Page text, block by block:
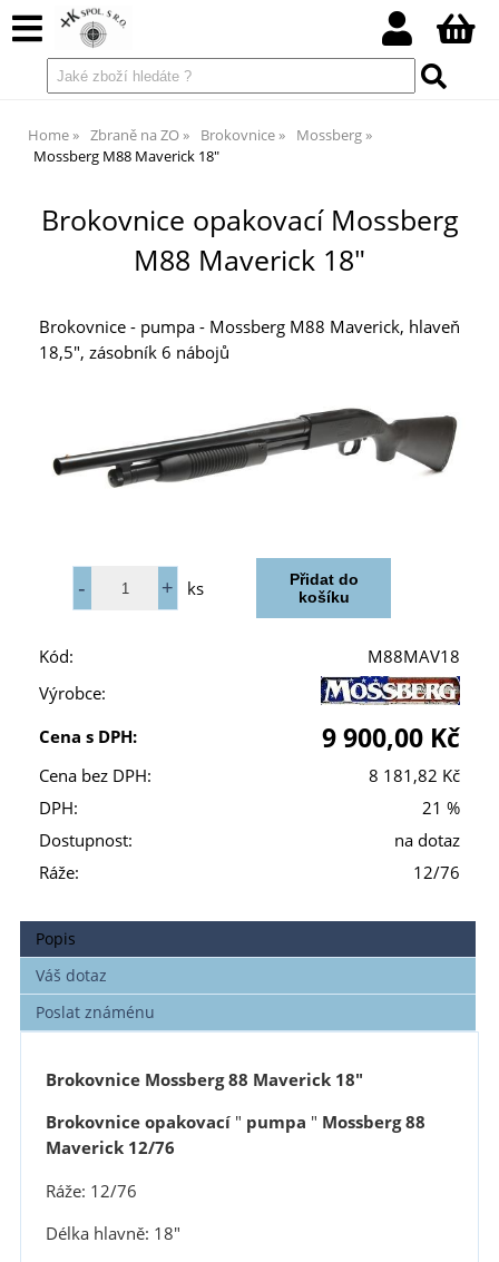
Home Zbraně na ZO Brokovnice
Mossberg
Mossberg M88 Maverick 18"
Brokovnice opakovací Mossberg
M88 Maverick 18"
Brokovnice - pumpa - Mossberg M88 Maverick, hlaveň
18,5", zásobník 6 nábojů
ks
Kód:
M88MAV18
Výrobce:
Cena s DPH:
9 900,00 Kč
Cena bez DPH:
8 181,82 Kč
DPH:
21 %
Dostupnost:
na dotaz
Ráže:
12/76
Popis
Váš dotaz
Poslat známénu
Brokovnice Mossberg 88 Maverick 18"
Brokovnice opakovací" pumpa " Mossberg 88
Maverick 12/76
Ráže: 12/76
Délka hlavně: 18"